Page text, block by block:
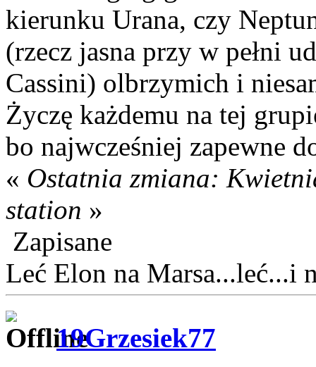
kierunku Urana, czy
(rzecz jasna przy w pełni
Cassini) olbrzymich i
Życzę każdemu na tej
bo najwcześniej zapewne
« Ostatnia zmiana:
station »
Zapisane
Leć Elon na Marsa...leć...i
19Grzesiek77